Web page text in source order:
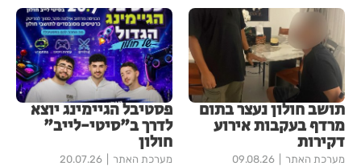
תושב חולון נעצר בתום
מרדף בעקבות אירוע
דקירות
מערכת האתר 09.08.26
פסטיבל הגיימינג יוצא
לדרך ב"סיטי-לייב"
חולון
מערכת האתר 20.07.26